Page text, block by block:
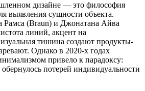
дизайне — это философия
выявления сущности объекта.
Рамса (Braun) и Джонатана Айва
линий, акцент на
тишина создают продукты-
Однако в 2020-х годах
привело к парадоксу:
потерей индивидуальности